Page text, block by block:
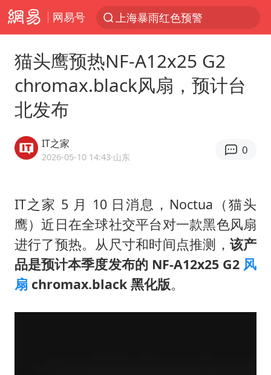
网易号
上海暴雨红色预警
王艺迪2-4不敌张本美和止步4强
国足U17与阿森纳决赛取消 并列冠军
上海大部迎大暴雨
“伊斯兰版北约”出现
伯克希尔净买入约200亿美元股票
浙江海域将现5到8米巨浪到狂浪
猫头鹰预热NF-A12x25 G2
chromax.black风扇，预计台
北发布
IT之家
2026-05-10 14:43·山东
0
IT之家 5 月 10 日消息，Noctua（猫头
鹰）近日在全球社交平台对一款黑色风扇
进行了预热。从尺寸和时间点推测， 该产
品是预计本季度发布的 NF-A12x25 G2 风
扇 chromax.black 黑化版。